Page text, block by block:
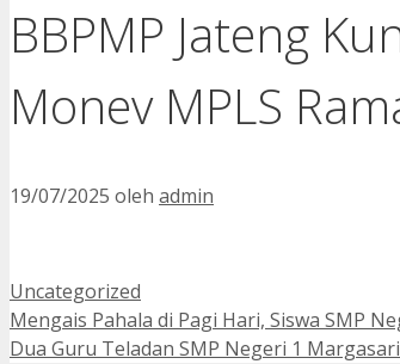
BBPMP Jateng
Monev MPLS
19/07/2025 oleh admin
Kategori
Uncategorized
Mengais Pahala di Pagi Hari, Siswa SMP
Dua Guru Teladan SMP Negeri 1